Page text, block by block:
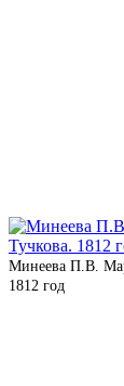
Минеева П.В.
1812 год